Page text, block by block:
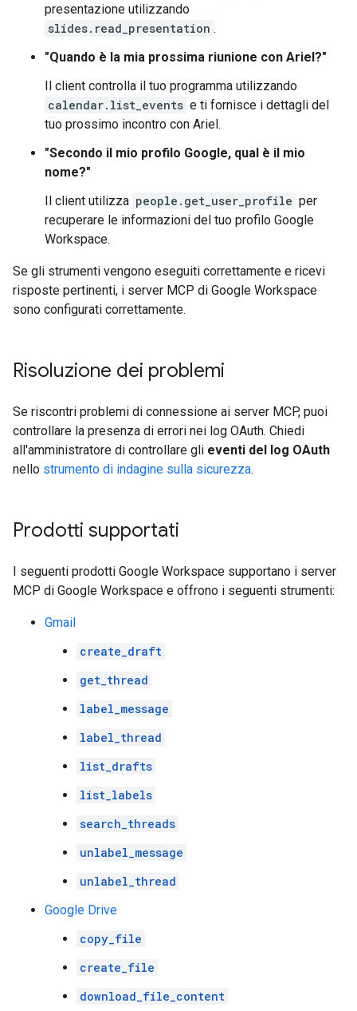
presentazione utilizzando
slides.read_presentation .
"Quando è la mia prossima riunione con Ariel?"
Il client controlla il tuo programma utilizzando
calendar.list_events e ti fornisce i dettagli del
tuo prossimo incontro con Ariel.
"Secondo il mio profilo Google, qual è il mio
nome?"
Il client utilizza people.get_user_profile per
recuperare le informazioni del tuo profilo Google
Workspace.
Se gli strumenti vengono eseguiti correttamente e ricevi
risposte pertinenti, i server MCP di Google Workspace
sono configurati correttamente.
Risoluzione dei problemi
Se riscontri problemi di connessione ai server MCP, puoi
controllare la presenza di errori nei log OAuth. Chiedi
all'amministratore di controllare gli eventi del log OAuth
nello strumento di indagine sulla sicurezza.
Prodotti supportati
I seguenti prodotti Google Workspace supportano i server
MCP di Google Workspace e offrono i seguenti strumenti:
Gmail
create_draft
get_thread
label_message
label_thread
list_drafts
list_labels
search_threads
unlabel_message
unlabel_thread
Google Drive
copy_file
create_file
download_file_content